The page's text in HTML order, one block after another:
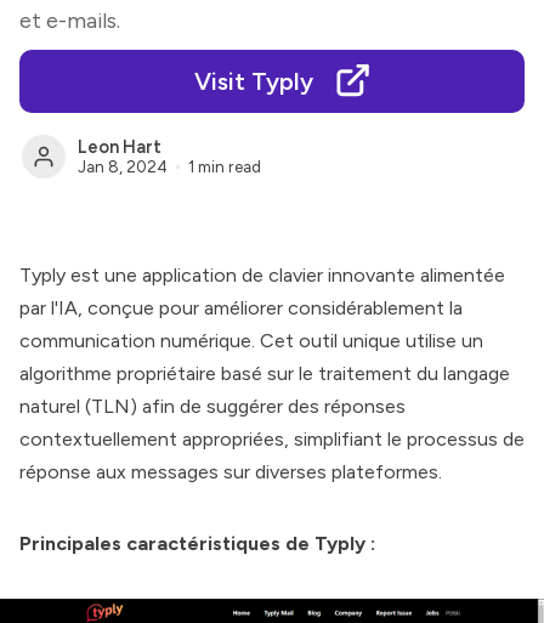
et e-mails.
Visit Typly
Leon Hart
Jan 8, 2024 1 min read
Typly est une application de clavier innovante alimentée
par l'IA, conçue pour améliorer considérablement la
communication numérique. Cet outil unique utilise un
algorithme propriétaire basé sur le traitement du langage
naturel (TLN) afin de suggérer des réponses
contextuellement appropriées, simplifiant le processus de
réponse aux messages sur diverses plateformes.
Principales caractéristiques de Typly :